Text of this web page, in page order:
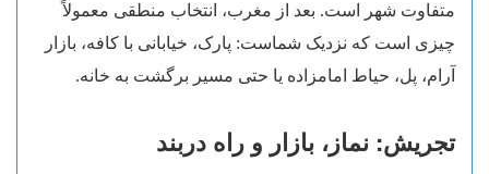
متفاوت شهر است. بعد از مغرب، انتخاب منطقی معمولاً
چیزی است که نزدیک شماست: پارک، خیابانی با کافه، بازار
آرام، پل، حیاط امامزاده یا حتی مسیر برگشت به خانه.
تجریش: نماز، بازار و راه دربند